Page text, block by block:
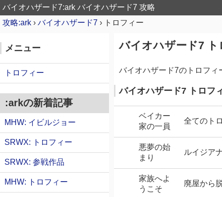
バイオハザード7:ark バイオハザード7 攻略
攻略:ark › バイオハザード7 › トロフィー
バイオハザード7 ト
バイオハザード7のトロフィ
バイオハザード7 トロフ
ベイカー
家の一員
全てのト
悪夢の始
まり
ルイジア
家族へよ
うこそ
廃屋から
メニュー
トロフィー
:arkの新着記事
MHW: イビルジョー
SRWX: トロフィー
SRWX: 参戦作品
MHW: トロフィー